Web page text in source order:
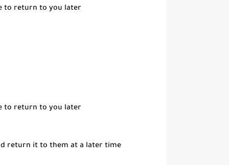
to return to you later
to return to you later
return it to them at a later time